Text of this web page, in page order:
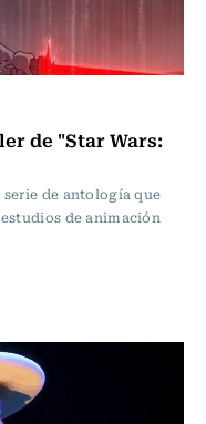
de "Star Wars:
de antología que
de animación